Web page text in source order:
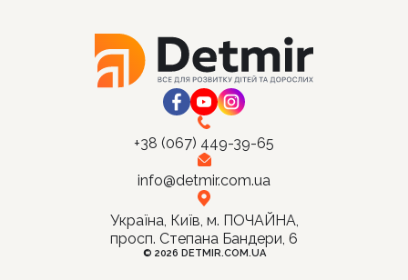
+38 (067) 449-39-65
info@detmir.com.ua
Україна, Київ, м. ПОЧАЙНА,
просп. Степана Бандери, 6
© 2026 DETMIR.COM.UA